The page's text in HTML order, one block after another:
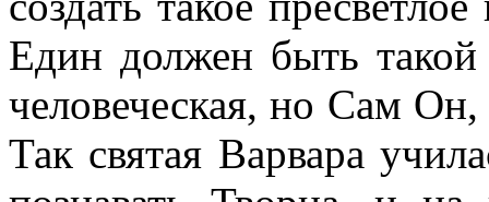
Един должен быть такой
человеческая, но Сам
Так святая Варвара